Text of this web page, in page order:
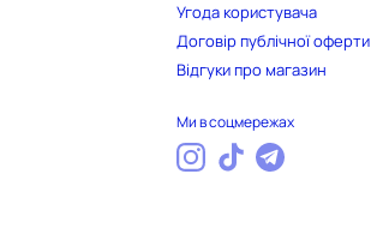
Угода користувача
Договір публічної оферти
Відгуки про магазин
Ми в соцмережах